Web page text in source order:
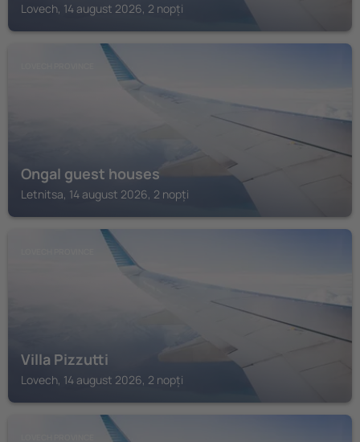
Lovech, 14 august 2026, 2 nopți
Ongal guest houses
Letnitsa, 14 august 2026, 2 nopți
Villa Pizzutti
Lovech, 14 august 2026, 2 nopți